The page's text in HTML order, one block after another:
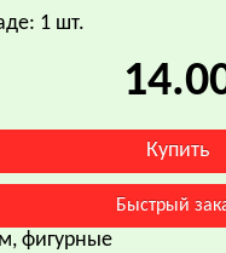
1 шт.
фигурные